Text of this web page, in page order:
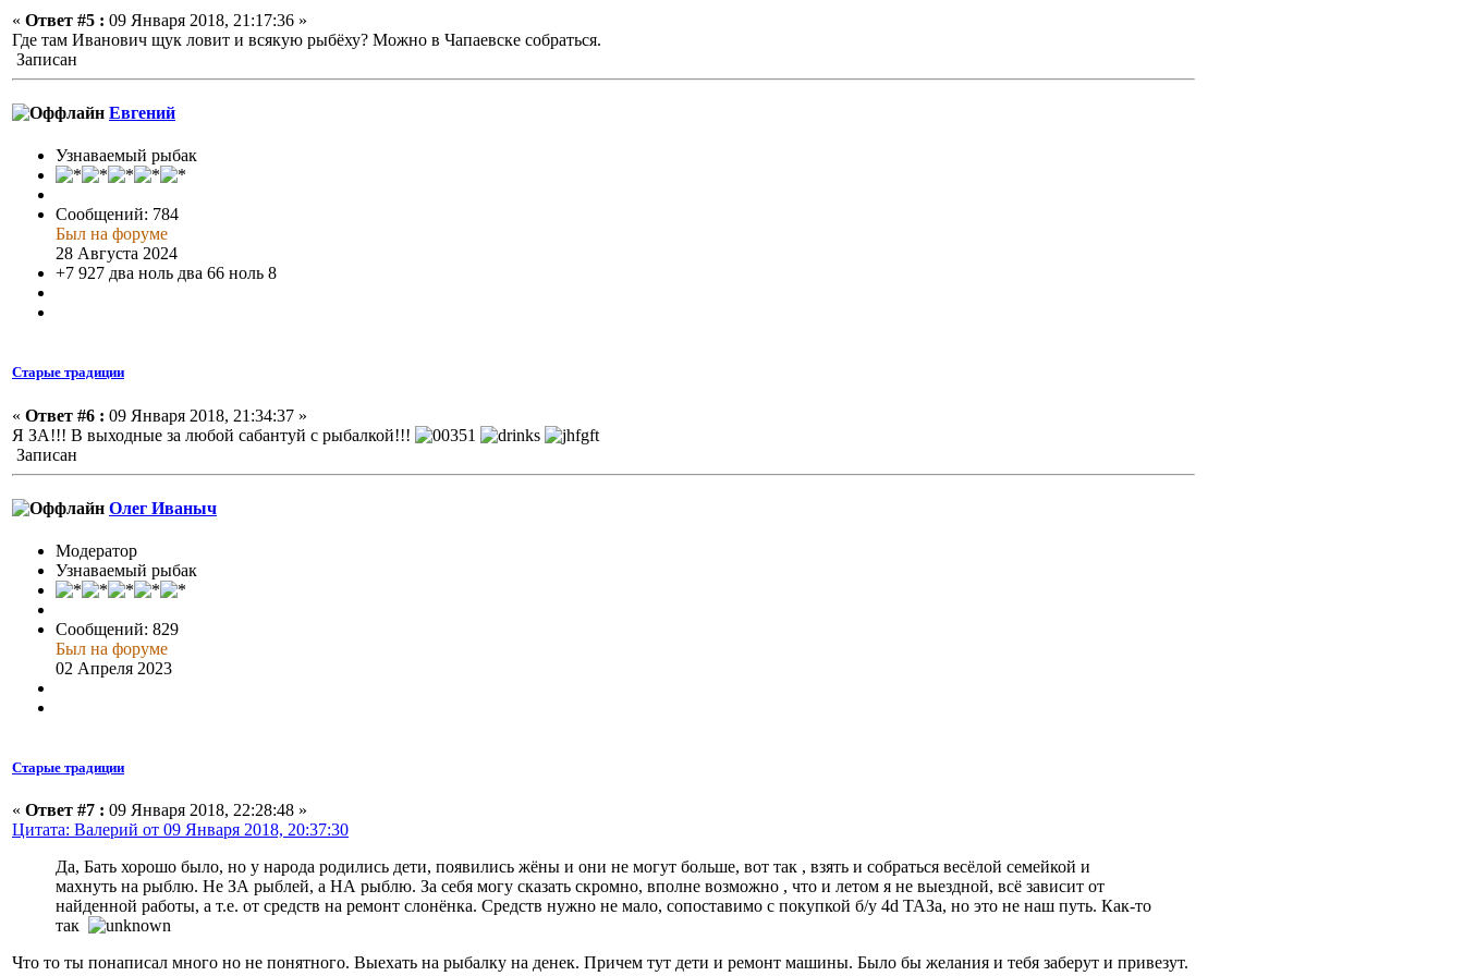
« Ответ #5 : 09 Января 2018, 21:17:36 »
Где там Иванович щук ловит и всякую рыбёху? Можно в Чапаевске собраться.
Записан
Евгений
Узнаваемый рыбак
Сообщений: 784
Был на форуме
28 Августа 2024
+7 927 два ноль два 66 ноль 8
Старые традиции
« Ответ #6 : 09 Января 2018, 21:34:37 »
Я ЗА!!! В выходные за любой сабантуй с рыбалкой!!!
Записан
Олег Иваныч
Модератор
Узнаваемый рыбак
Сообщений: 829
Был на форуме
02 Апреля 2023
Старые традиции
« Ответ #7 : 09 Января 2018, 22:28:48 »
Цитата: Валерий от 09 Января 2018, 20:37:30
Да, Бать хорошо было, но у народа родились дети, появились жёны и они не могут больше, вот так , взять и собраться весёлой семейкой и
махнуть на рыблю. Не ЗА рыблей, а НА рыблю. За себя могу сказать скромно, вполне возможно , что и летом я не выездной, всё зависит от
найденной работы, а т.е. от средств на ремонт слонёнка. Средств нужно не мало, сопоставимо с покупкой б/у 4d ТАЗа, но это не наш путь. Как-то
так
Что то ты понаписал много но не понятного. Выехать на рыбалку на денек. Причем тут дети и ремонт машины. Было бы желания и тебя заберут и привезут.